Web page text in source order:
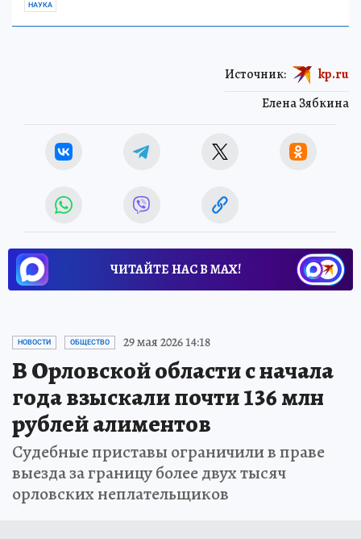
НАУКА
Елена Зябкина
Источник: kp.ru
ЧИТАЙТЕ НАС В МАХ!
НОВОСТИ ОБЩЕСТВО 29 мая 2026 14:18
В Орловской области с начала
года взыскали почти 136 млн
рублей алиментов
Судебные приставы ограничили в праве
выезда за границу более двух тысяч
орловских неплательщиков